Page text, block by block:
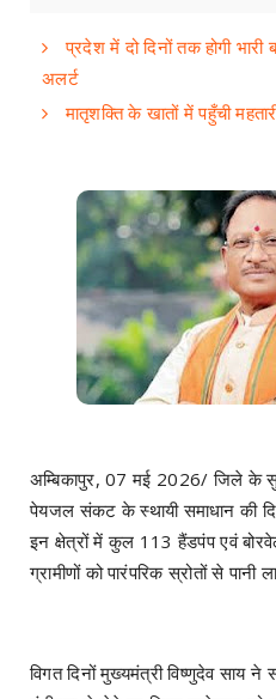
प्रदेश में दो दिनों तक होगी भारी
अलर्ट
मातृशक्ति के खातों में पहुँची
अम्बिकापुर, 07 मई 2026/ जिले के
पेयजल संकट के स्थायी समाधान की
इन क्षेत्रों में कुल 113 हैंडपंप एवं
ग्रामीणों को पारंपरिक स्रोतों से पानी
विगत दिनों मुख्यमंत्री विष्णुदेव साय